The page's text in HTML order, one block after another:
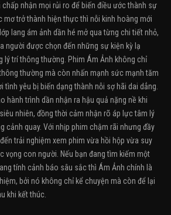
nhận mọi rủi ro để biến điều ước thành sự
mơ trở thành hiện thực thì nỗi kinh hoàng mới
lang ám ảnh dần hé mở qua từng chi tiết nhỏ,
người được chọn đến những sự kiện kỳ lạ
lý trí thông thường. Phim Ám Ảnh không chỉ
thường mà còn nhấn mạnh sức mạnh tăm
tình yêu bị biến dạng thành nỗi sợ hãi dai dẳng.
hành trình dần nhận ra hậu quả nặng nề khi
nhiên, đồng thời cảm nhận rõ áp lực tâm lý
cảnh quay. Với nhịp phim chậm rãi nhưng đầy
trải nghiệm xem phim vừa hồi hộp vừa suy
vọng con người. Nếu bạn đang tìm kiếm một
tính cảnh báo sâu sắc thì Ám Ảnh chính là
bởi nó không chỉ kể chuyện mà còn để lại
khi kết thúc.